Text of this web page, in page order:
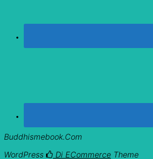
Buddhismebook.com
WordPress
Di ECommerce Theme